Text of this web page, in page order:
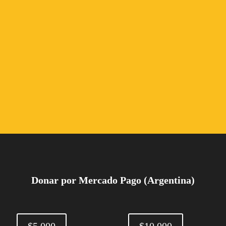
Donar por Mercado Pago (Argentina)